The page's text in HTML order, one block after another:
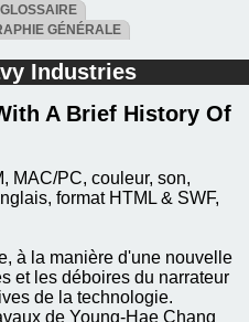
GLOSSAIRE
GÉNÉRALE
Industries